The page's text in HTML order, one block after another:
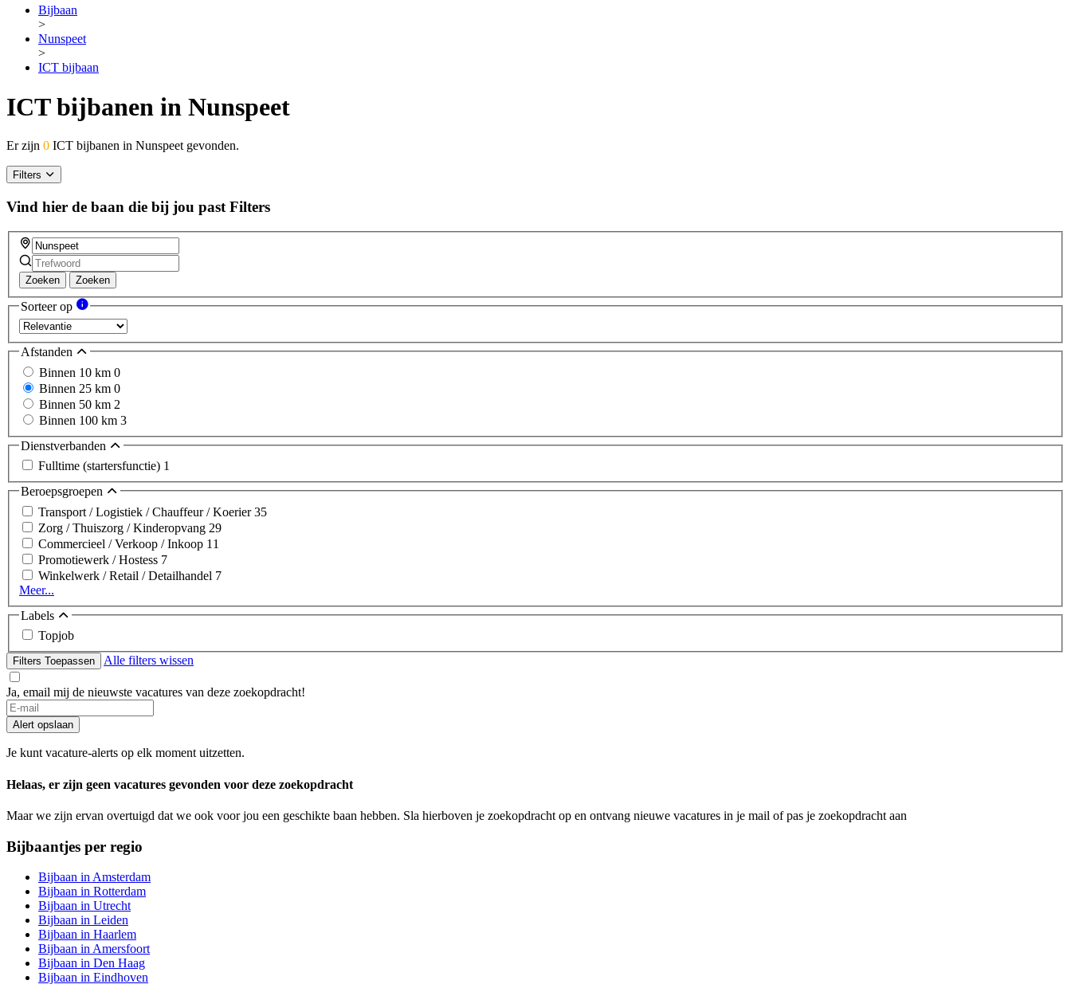
Bijbaan
>
Nunspeet
>
ICT bijbaan
ICT bijbanen in Nunspeet
Er zijn 0 ICT bijbanen in Nunspeet gevonden.
Filters
Vind hier de baan die bij jou past Filters
Zoeken Zoeken
Sorteer op
Afstanden
Binnen 10 km 0
Binnen 25 km 0
Binnen 50 km 2
Binnen 100 km 3
Dienstverbanden
Fulltime (startersfunctie) 1
Beroepsgroepen
Transport / Logistiek / Chauffeur / Koerier35
Zorg / Thuiszorg / Kinderopvang 29
Commercieel / Verkoop / Inkoop 11
Promotiewerk / Hostess 7
Winkelwerk / Retail / Detailhandel 7
Meer...
Labels
Topjob
Filters Toepassen Alle filters wissen
Ja, email mij de nieuwste vacatures van deze zoekopdracht!
Alert opslaan
Je kunt vacature-alerts op elk moment uitzetten.
Helaas, er zijn geen vacatures gevonden voor deze zoekopdracht
Maar we zijn ervan overtuigd dat we ook voor jou een geschikte baan hebben. Sla hierboven je zoekopdracht op en ontvang nieuwe vacatures in je mail of pas je zoekopdracht aan
Bijbaantjes per regio
Bijbaan in Amsterdam
Bijbaan in Rotterdam
Bijbaan in Utrecht
Bijbaan in Leiden
Bijbaan in Haarlem
Bijbaan in Amersfoort
Bijbaan in Den Haag
Bijbaan in Eindhoven